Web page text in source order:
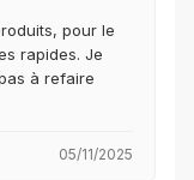
pour le
rapides. Je
à refaire
05/11/2025